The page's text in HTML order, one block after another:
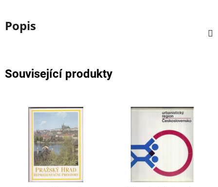
Popis
Související produkty